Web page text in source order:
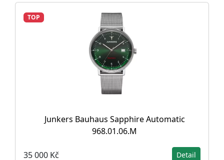
TOP
Junkers Bauhaus Sapphire Automatic
968.01.06.M
35 000 Kč Detail